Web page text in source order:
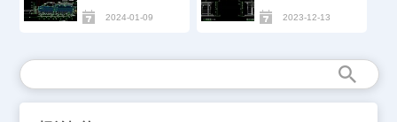
2024-01-09 2023-12-13